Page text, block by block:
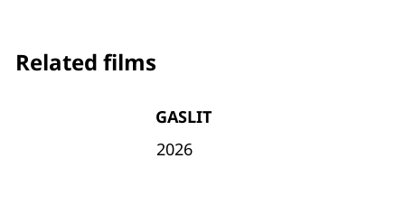
Related films
GASLIT
2026